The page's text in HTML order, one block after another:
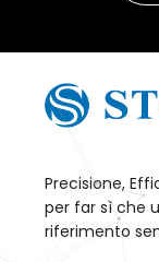
Precisione,
per far sì che
riferimento